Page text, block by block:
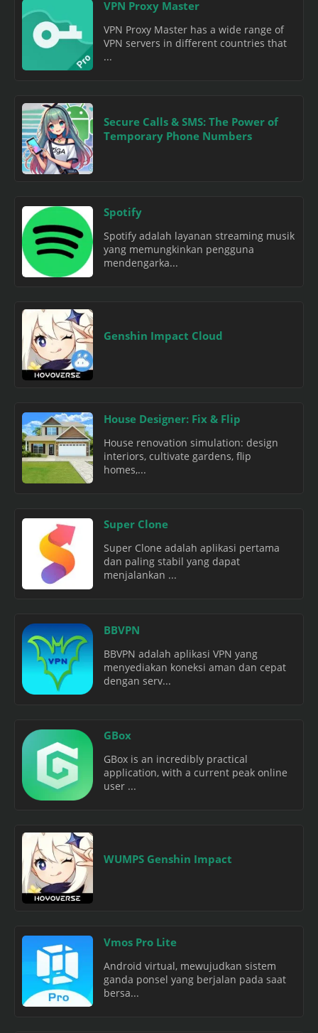
VPN Proxy Master
VPN Proxy Master has a wide range of
VPN servers in different countries that
...
Secure Calls & SMS: The Power of
Temporary Phone Numbers
Spotify
Spotify adalah layanan streaming musik
yang memungkinkan pengguna
mendengarka...
Genshin Impact Cloud
House Designer: Fix & Flip
House renovation simulation: design
interiors, cultivate gardens, flip
homes,...
Super Clone
Super Clone adalah aplikasi pertama
dan paling stabil yang dapat
menjalankan ...
BBVPN
BBVPN adalah aplikasi VPN yang
menyediakan koneksi aman dan cepat
dengan serv...
GBox
GBox is an incredibly practical
application, with a current peak online
user ...
WUMPS Genshin Impact
Vmos Pro Lite
Android virtual, mewujudkan sistem
ganda ponsel yang berjalan pada saat
bersa...